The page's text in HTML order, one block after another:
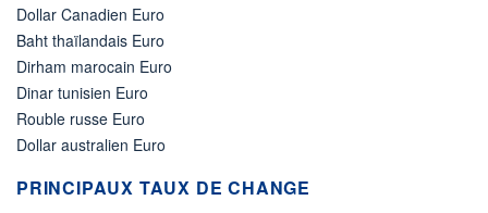
Dollar Canadien Euro
Baht thaïlandais Euro
Dirham marocain Euro
Dinar tunisien Euro
Rouble russe Euro
Dollar australien Euro
PRINCIPAUX TAUX DE CHANGE